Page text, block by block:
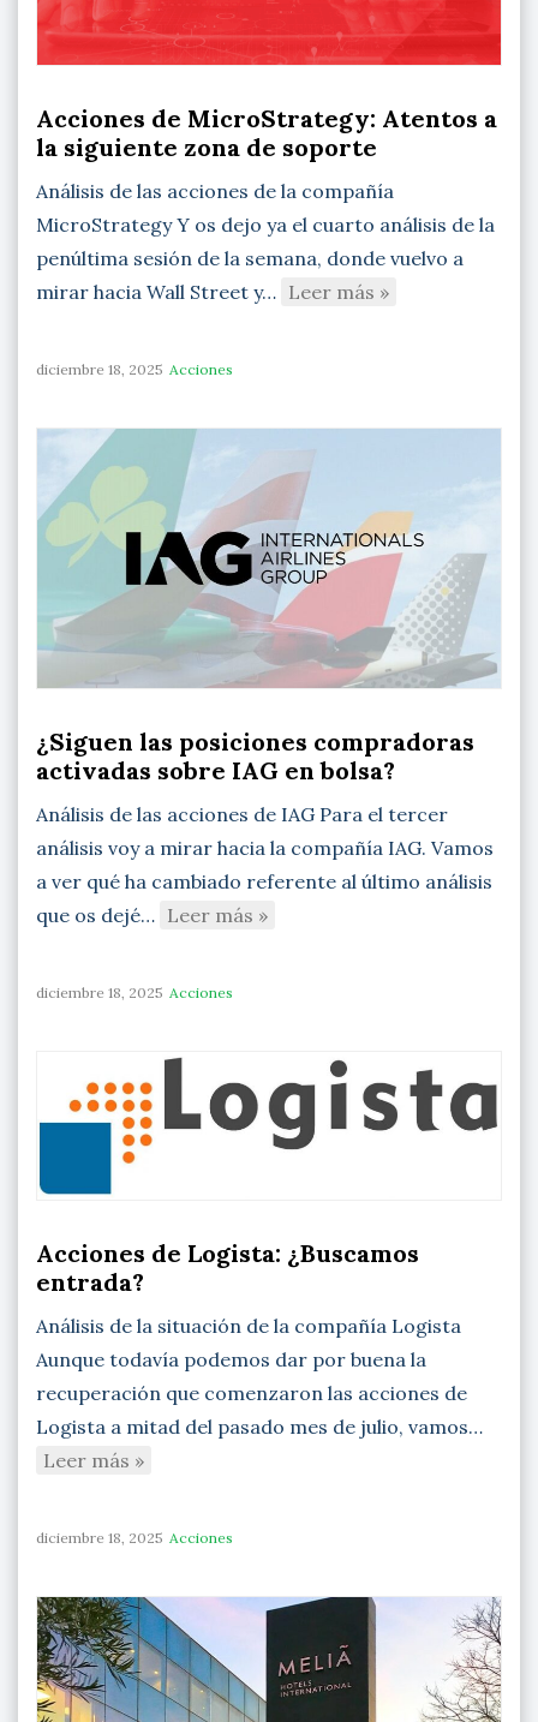
Acciones de MicroStrategy: Atentos a
la siguiente zona de soporte
Análisis de las acciones de la compañía
MicroStrategy Y os dejo ya el cuarto análisis de la
penúltima sesión de la semana, donde vuelvo a
mirar hacia Wall Street y… Leer más »
diciembre 18, 2025 Acciones
¿Siguen las posiciones compradoras
activadas sobre IAG en bolsa?
Análisis de las acciones de IAG Para el tercer
análisis voy a mirar hacia la compañía IAG. Vamos
a ver qué ha cambiado referente al último análisis
que os dejé… Leer más »
diciembre 18, 2025 Acciones
Acciones de Logista: ¿Buscamos
entrada?
Análisis de la situación de la compañía Logista
Aunque todavía podemos dar por buena la
recuperación que comenzaron las acciones de
Logista a mitad del pasado mes de julio, vamos…
Leer más »
diciembre 18, 2025 Acciones